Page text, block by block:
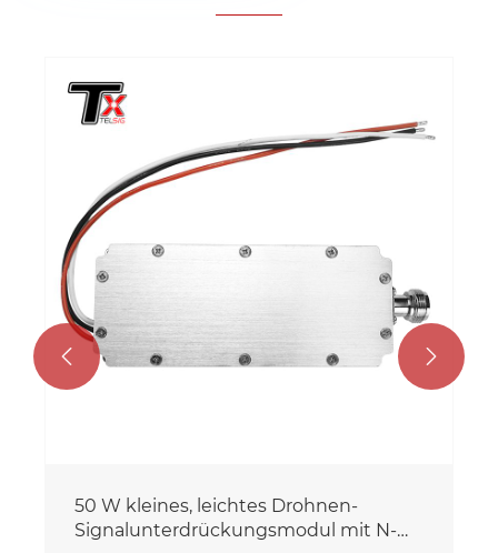
50 W kleines, leichtes Drohnen-
Signalunterdrückungsmodul mit N-
 